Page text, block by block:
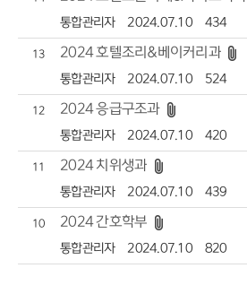
통합관리자 2024.07.10 434
13 2024 호텔조리&베이커리과
통합관리자 2024.07.10 524
12 2024 응급구조과
통합관리자 2024.07.10 420
11 2024 치위생과
통합관리자 2024.07.10 439
10 2024 간호학부
통합관리자 2024.07.10 820